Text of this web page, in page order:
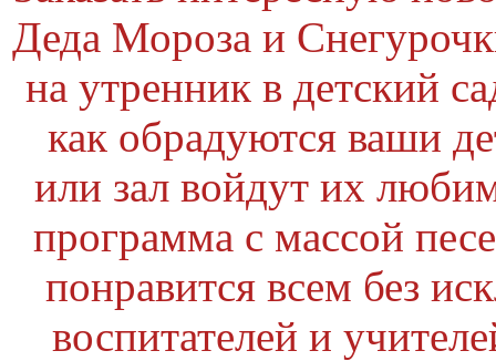
Деда Мороза и
на утренник в детский
как обрадуются ваши
или зал войдут их
программа с массой
понравится всем без
воспитателей и